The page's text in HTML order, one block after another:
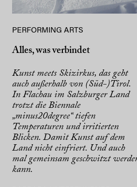
PERFORMING ARTS
Alles, was verbindet
Kunst meets Skizirkus, das geht
auch außerhalb von (Süd-)Tirol.
In Flachau im Salzburger Land
trotzt die Biennale
„minus20degree“ tiefen
Temperaturen und irritierten
Blicken. Damit Kunst auf dem
Land nicht einfriert. Und auch
mal gemeinsam geschwitzt
kann.